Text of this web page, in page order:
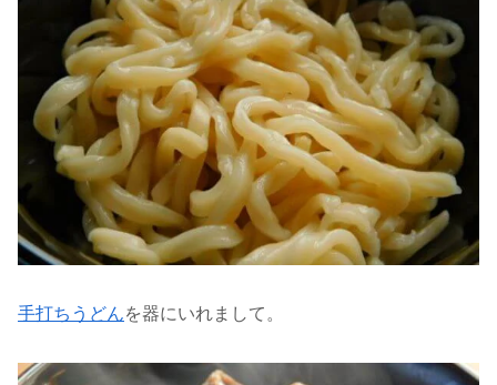
手打ちうどんを器にいれまして。